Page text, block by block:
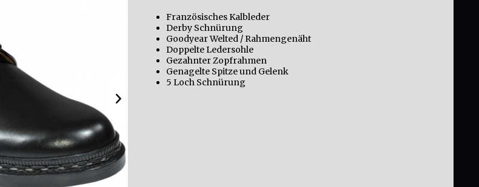
Französisches Kalbleder
Derby Schnürung
Goodyear Welted / Rahmengenäht
Doppelte Ledersohle
Gezahnter Zopfrahmen
Genagelte Spitze und Gelenk
5 Loch Schnürung